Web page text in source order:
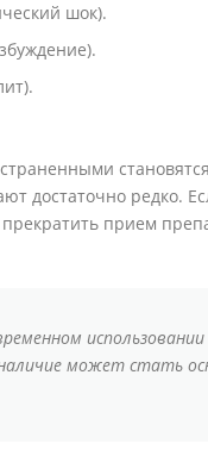
шок).
достаточно редко.
прием
использовании
может стать